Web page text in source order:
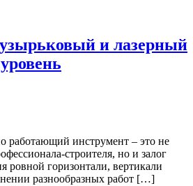
и лазерный
работающий инструмент – это не
строителя, но и залог
ровной горизонтали, вертикали
разнообразных работ […]